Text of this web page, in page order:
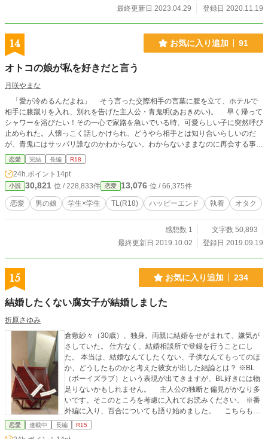
族の奴隷も拾い……。 彼らの出会いとアルベラの悪役令嬢
種の少女と出会ったアルベラ。少女にもらった地図が切っ掛
けで、学園一度目の長期休暇は十日前後の冒険に出ること
せた少年とも再会し、アルベラの悪役業も本番に。彼女の賑
暇。入学前に出会った他人種の少女の里観光を口実に、手に
入れた地図を辿りお宝探しへ。その先でアルベラ達一行はダ
ークエルフの双子の企てに巻き込まれる事に。
最終更新日 2023.04.29
登録日 2020.11.19
14 お気に入り追加 91
オトコの娘が私を好きだと言う
月咲やまな
「愛が冷めるんだよね」 そう言った交際相手の言葉に腹を立て、ホテルで
相手に膝蹴りを入れ、別れを告げた主人公・青鬼明(あおきめい)。 早く帰って
シャワーを浴びたい！その一心で家路を急いでいる時、可愛らしい子に突然呼び
止められた。人懐っこく話しかけられ、どうやら相手とは知り合いらしいのだ
が、青鬼にはサッパリ誰なのかわからない。わからないままなのに再会する事を
約束させられ、名前を訊く間も無いまま、脱兎の如く逃げられてしまった。
「誰なんだ？一体……」 一晩頭を悩ませたが思い当たらず、誰かもわからぬ
まま約束の場所へ向うと、そこに来たのは、昨日会った子とは無関係としか思え
ぬ相手だった。 ○執着質な男の娘×美人系古風女子のお話です。 【R18】です
のでご注意下さい。 【関連作品】 完結済作品の短編集『オトコの娘が私を好
きだと言う・デートのお誘い』 完結済作品の短編集『オトコの娘が私を好き
恋愛 完結 長編 R18
24h.ポイント 14pt
小説 30,821 位 / 228,833件 恋愛 13,076 位 / 66,375件
恋愛 男の娘 学生×学生 TL(R18) ハッピーエンド 執着 オタク
感想数 1
文字数 50,893
最終更新日 2019.10.02
登録日 2019.09.19
15 お気に入り追加 234
結婚したくない腐女子が結婚しました
折原さゆみ
倉敷紗々（30歳）、独身。両親に結婚をせがまれて、嫌気が
さしていた。 仕方なく、結婚相談所で登録を行うことにし
た。 本当は、結婚なんてしたくない、子供なんてもってのほ
か、どうしたものかと考えた彼女が出した結論とは？ ※BL
（ボーイズラブ）という表現が出てきますが、BL好きには物
足りないかもしれません。 主人公の独断と偏見がかなり多
いです。そこのところを考慮に入れてお読みください。 ※番
外編に入り、百合についても語り始めました。 こちらも独
断と偏見が多々あるかもしれないのでご注意ください。 ※こ
恋愛 連載中 長編 R15